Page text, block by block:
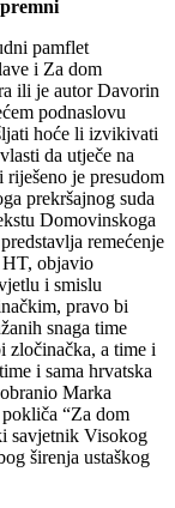
pamflet
i Za dom
ili je autor Davorin
podnaslovu
hoće li izvikivati
da utječe na
riješeno je presudom
prekršajnog suda
Domovinskoga
remećenje
HT, objavio
i smislu
pravo bi
snaga time
zločinačka, a time i
i sama hrvatska
Marka
“Za dom
savjetnik Visokog
širenja ustaškog